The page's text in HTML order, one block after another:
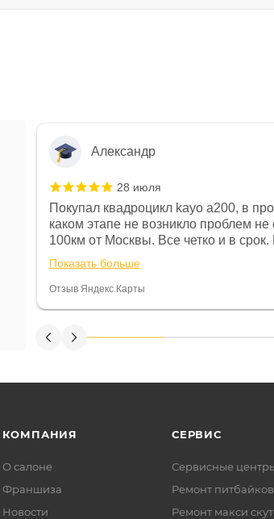
Александр
28 июля
Покупал квадроцикл kayo a200, в
каком этапе не возникло проблем не
100км от Москвы. Все четко и в срок.
спидометре всегда был 0, при этом
постоянно были на связи и в итоге
Считаю, что это говорит о
Показать больше
Отзыв Яндекс.Карты
КОМПАНИЯ
О салоне
Франшиза
Новости
СЕРВИС
Сервисные
Ремонт питбайков
Ремонт макси